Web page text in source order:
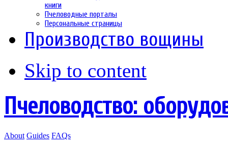
книги
Пчеловодные порталы
Персональные страницы
Производство вощины
Skip to content
Пчеловодство:
About Guides FAQs